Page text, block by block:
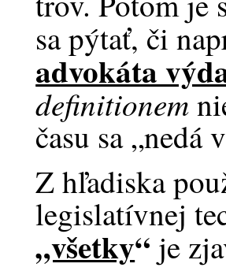
sa pýtať, či
advokáta
definitionem
času sa „nedá
Z hľadiska
legislatívnej
„všetky“ je